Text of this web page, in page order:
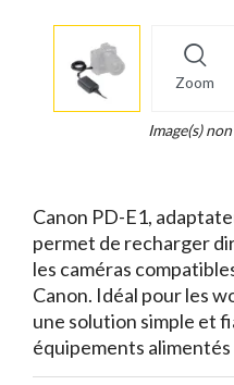
Zoom
info
Legend...
Image(s)
Canon PD-E1,
permet de recharger
les caméras
Canon. Idéal pour les
une solution simple et
équipements